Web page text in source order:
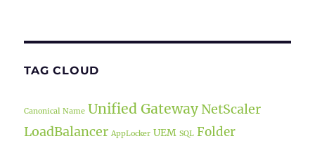
TAG CLOUD
Canonical Name Unified Gateway NetScaler
LoadBalancer AppLocker UEM SQL Folder